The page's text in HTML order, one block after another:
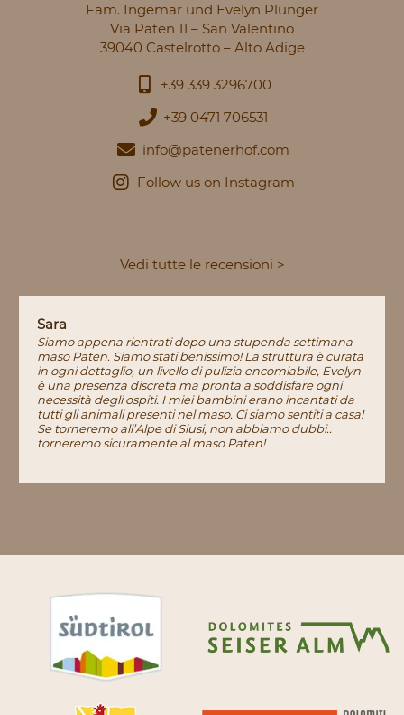
Fam. Ingemar und Evelyn Plunger
Via Paten 11 – San Valentino
39040 Castelrotto – Alto Adige
+39 339 3296700
+39 0471 706531
info@patenerhof.com
Follow us on Instagram
Vedi tutte le recensioni >
Sara
Siamo appena rientrati dopo una stupenda settimana
maso Paten. Siamo stati benissimo! La struttura è curata
in ogni dettaglio, un livello di pulizia encomiabile, Evelyn
è una presenza discreta ma pronta a soddisfare ogni
necessità degli ospiti. I miei bambini erano incantati da
tutti gli animali presenti nel maso. Ci siamo sentiti a casa!
Se torneremo all’Alpe di Siusi, non abbiamo dubbi..
torneremo sicuramente al maso Paten!